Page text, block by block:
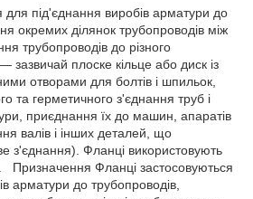
для під'єднання виробів арматури до
окремих ділянок трубопроводів між
трубопроводів до різного
плоске кільце або диск із
отворами для болтів і шпильок,
та герметичного з'єднання труб і
приєднання їх до машин, апаратів
валів і інших деталей, що
з'єднання). Фланці використовують
Фланці застосовуються
арматури до трубопроводів,